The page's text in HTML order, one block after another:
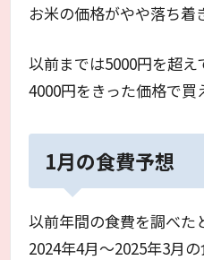
お米の価格がやや落ち着
以前までは5000円を超
4000円をきった価格で買
1月の食費予想
以前年間の食費を調べた
2024年4月～2025年3月